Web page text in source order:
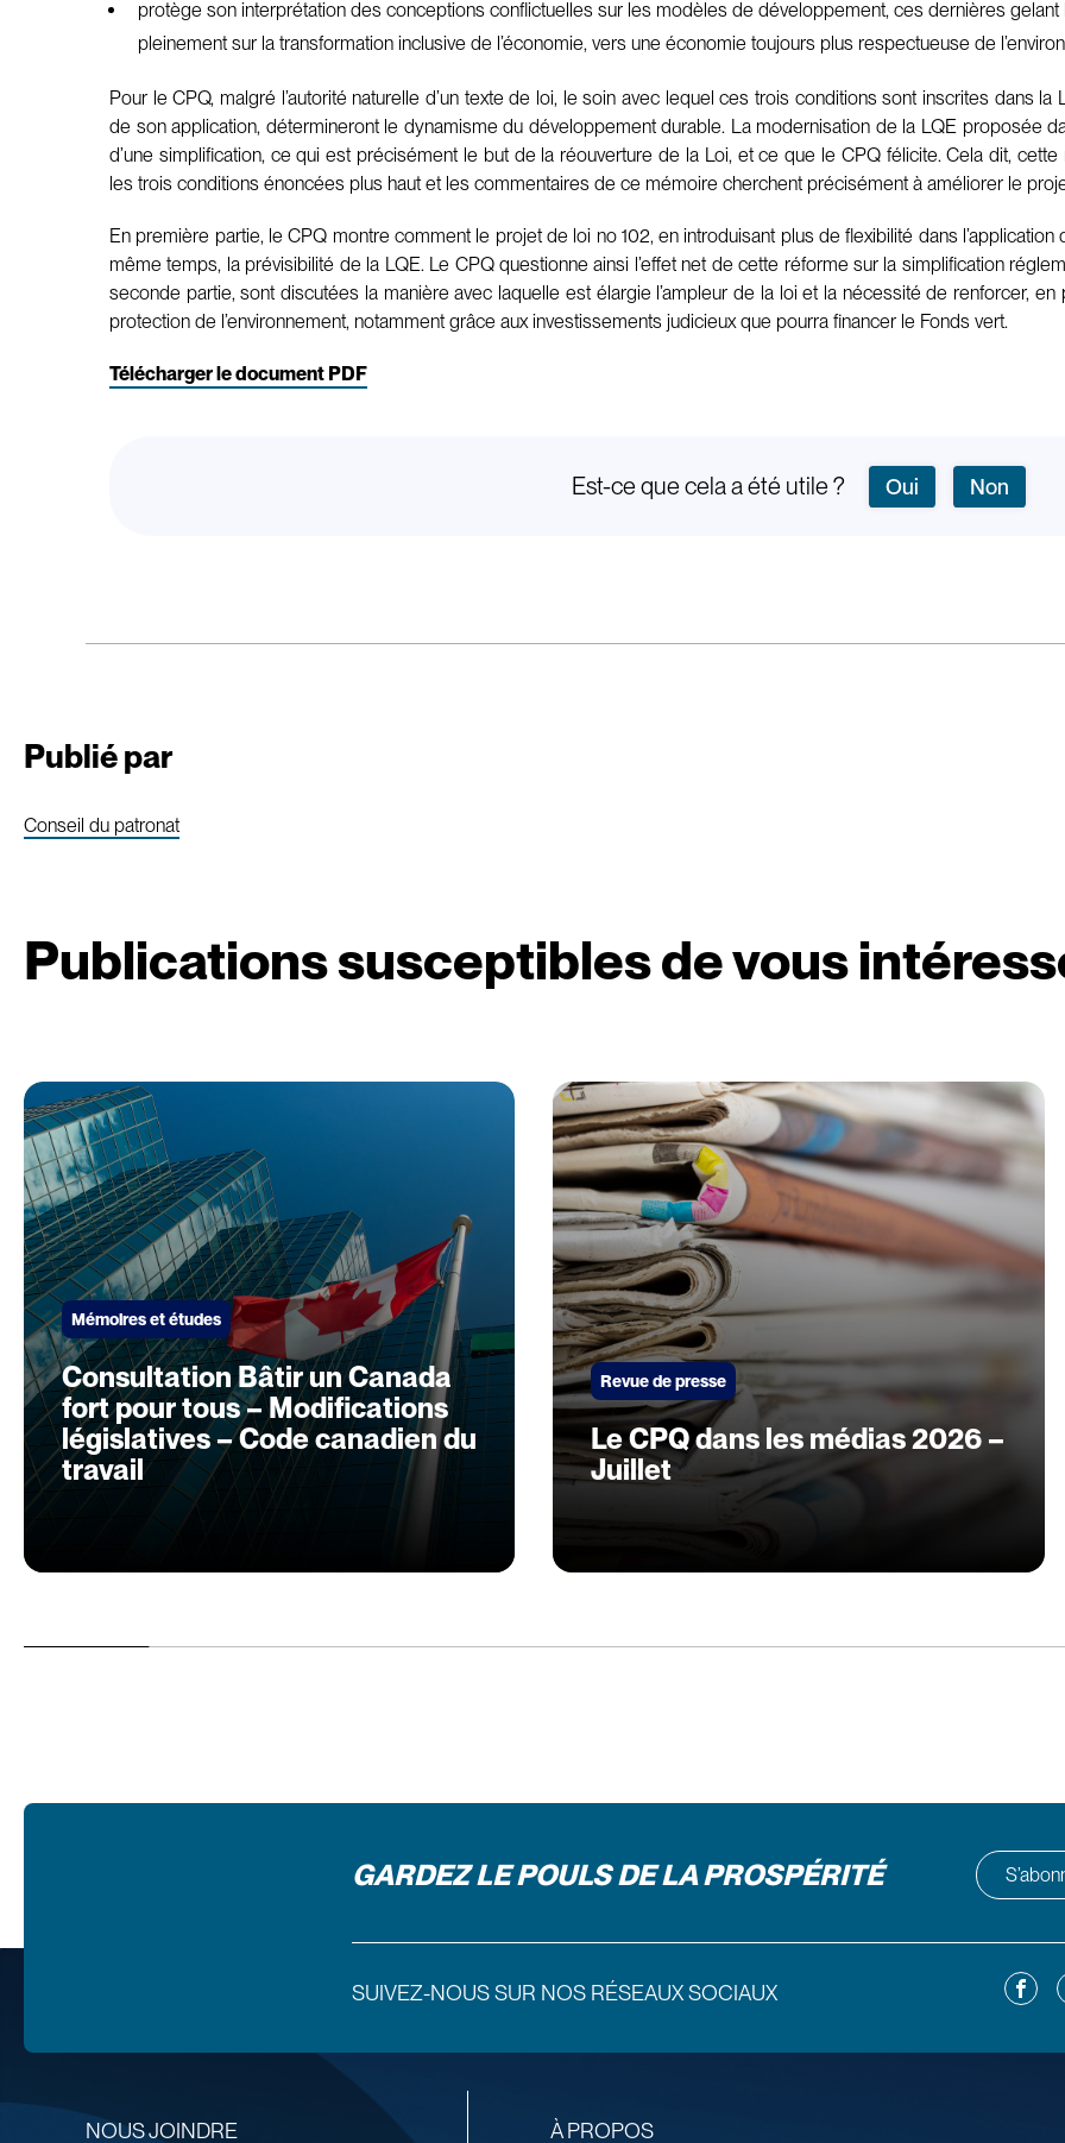
protège son interprétation des conceptions conflictuelles sur les modèles de développement, ces dernières
pleinement sur la transformation inclusive de l’économie, vers une économie toujours plus respectueuse de
Pour le CPQ, malgré l’autorité naturelle d’un texte de loi, le soin avec lequel ces trois conditions sont inscrites dans
de son application, détermineront le dynamisme du développement durable. La modernisation de la LQE proposée
d’une simplification, ce qui est précisément le but de la réouverture de la Loi, et ce que le CPQ félicite. Cela dit,
les trois conditions énoncées plus haut et les commentaires de ce mémoire cherchent précisément à améliorer le
En première partie, le CPQ montre comment le projet de loi no 102, en introduisant plus de flexibilité dans l’application
même temps, la prévisibilité de la LQE. Le CPQ questionne ainsi l’effet net de cette réforme sur la simplification
seconde partie, sont discutées la manière avec laquelle est élargie l’ampleur de la loi et la nécessité de renforcer,
protection de l’environnement, notamment grâce aux investissements judicieux que pourra financer le Fonds vert.
Télécharger le document PDF
Est-ce que cela a été utile ? Oui Non
Publié par
Conseil du patronat
Publications susceptibles de vous
Mémoires et études
Consultation Bâtir un Canada
fort pour tous – Modifications
législatives – Code canadien du
travail
Revue de presse
Le CPQ dans les médias 2026 –
Juillet
GARDEZ LE POULS DE LA PROSPÉRITÉ
SUIVEZ-NOUS SUR NOS RÉSEAUX SOCIAUX
NOUS JOINDRE À PROPOS